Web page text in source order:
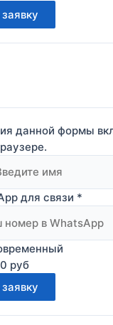
данной формы
для связи *
pyб